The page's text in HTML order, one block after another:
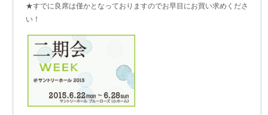
★すでに良席は僅かとなっておりますのでお早目にお買い求めくださ
い！